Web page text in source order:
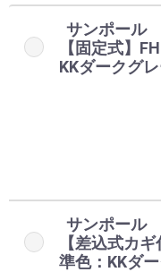
サンポール
【固定式】
KKダークグレ
サンポール
【差込式カ
準色：KKダー